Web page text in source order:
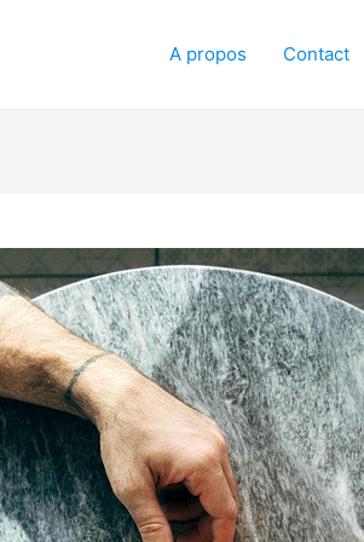
A propos Contact